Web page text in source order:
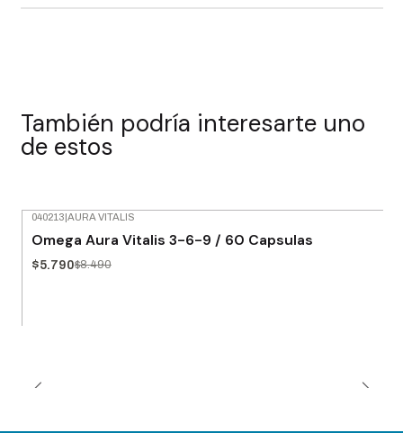
También podría interesarte uno
de estos
Agotado
040213|AURA VITALIS
Omega Aura Vitalis 3-6-9 / 60 Capsulas
$5.790$8.490